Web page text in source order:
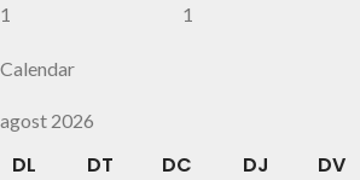
1 1
Calendar
agost 2026
DL DT DC DJ DV